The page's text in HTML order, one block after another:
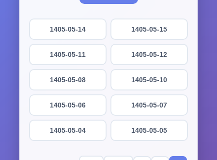
1405-05-15
1405-05-14
1405-05-12
1405-05-11
1405-05-10
1405-05-08
1405-05-07
1405-05-06
1405-05-05
1405-05-04